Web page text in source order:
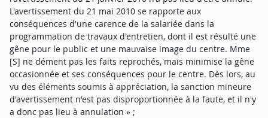
L'avertissement du 21 mai 2010 se rapporte aux
conséquences d'une carence de la salariée dans la
programmation de travaux d'entretien, dont il est résulté une
gêne pour le public et une mauvaise image du centre. Mme
[S] ne dément pas les faits reprochés, mais minimise la gêne
occasionnée et ses conséquences pour le centre. Dès lors, au
vu des éléments soumis à appréciation, la sanction mineure
d'avertissement n'est pas disproportionnée à la faute, et il n'y
a donc pas lieu à annulation » ;